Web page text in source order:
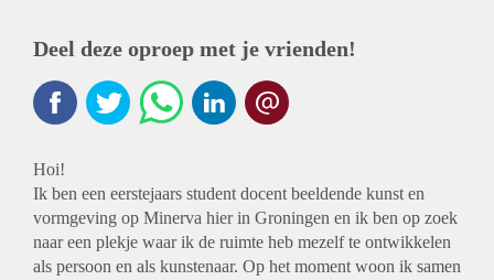
Deel deze oproep met je vrienden!
Hoi!
Ik ben een eerstejaars student docent beeldende kunst en
vormgeving op Minerva hier in Groningen en ik ben op zoek
naar een plekje waar ik de ruimte heb mezelf te ontwikkelen
als persoon en als kunstenaar. Op het moment woon ik samen